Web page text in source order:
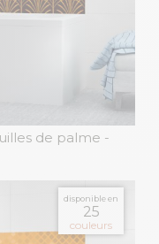
de palme -
disponible en
25
couleurs